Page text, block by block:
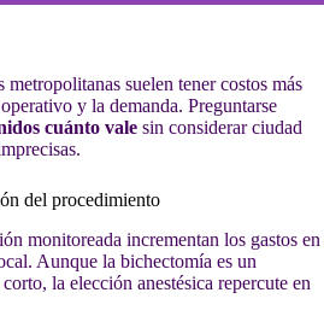
metropolitanas suelen tener costos más
y la demanda. Preguntarse
cuánto vale sin considerar ciudad
del procedimiento
monitoreada incrementan los gastos en
Aunque la bichectomía es un
la elección anestésica repercute en